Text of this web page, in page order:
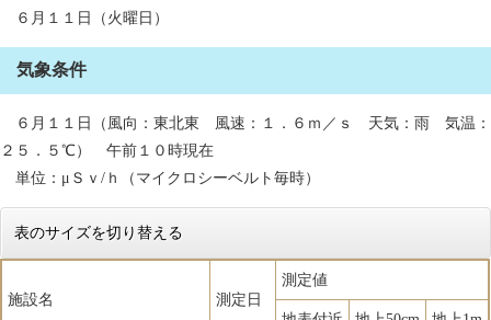
６月１１日（火曜日）
気象条件
６月１１日（風向：東北東 風速：１．６ｍ／ｓ 天気：雨 気温：
２５．５℃） 午前１０時現在
単位：μＳｖ/ｈ（マイクロシーベルト毎時）
表のサイズを切り替える
施設名 測定日
測定値